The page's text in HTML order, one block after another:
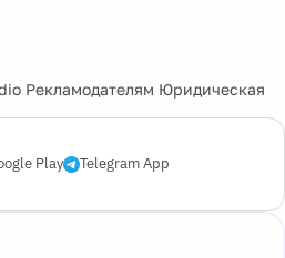
Рекламодателям Юридическая
Play Telegram App